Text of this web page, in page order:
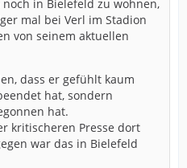
in Bielefeld zu wohnen,
mal bei Verl im Stadion
von seinem aktuellen
dass er gefühlt kaum
hat, sondern
hat.
kritischeren Presse dort
war das in Bielefeld